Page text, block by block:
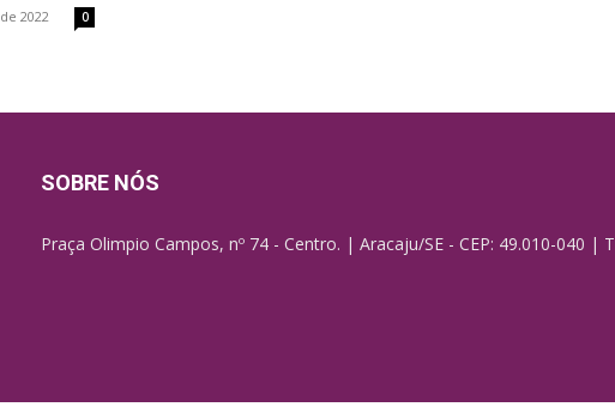
2022 0
SOBRE NÓS
Praça Olimpio Campos, nº 74 - Centro. | Aracaju/SE - CEP: 49.010-040 |